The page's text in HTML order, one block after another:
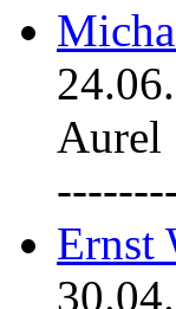
Aurel
Ernst